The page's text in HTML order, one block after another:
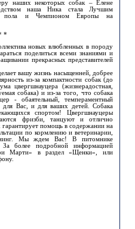
наших некоторых собак – Елене
наша Ника стала Лучшим
пола и Чемпионом Европы на
*
новых влюбленных в породу
поделиться всеми знаниями и
прекрасных представителей
вашу жизнь насыщенней, добрее
из-за компактности собак (до
цвергшнауцера (жизнерадостная,
собака) и из-за того, что собака
- обаятельный, темпераментный
Вас, и для ваших детей. Собака
спортом! Цвергшнауцеры
фризби, танцуют и отлично
помощь в содержании на
по кормлению и ветеринарии,
Мы ждем Вас! В питомнике
За более подробной информацией
Марти» в раздел «Щенки», или